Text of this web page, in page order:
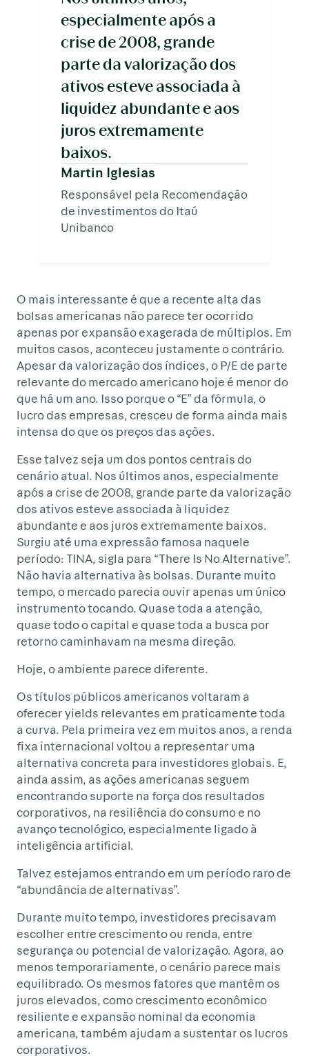
especialmente após a
crise de 2008, grande
parte da valorização dos
ativos esteve associada à
liquidez abundante e aos
juros extremamente
baixos.
Martin Iglesias
Responsável pela Recomendação
de investimentos do Itaú
Unibanco
O mais interessante é que a recente alta das
bolsas americanas não parece ter ocorrido
apenas por expansão exagerada de múltiplos. Em
muitos casos, aconteceu justamente o contrário.
Apesar da valorização dos índices, o P/E de parte
relevante do mercado americano hoje é menor do
que há um ano. Isso porque o “E” da fórmula, o
lucro das empresas, cresceu de forma ainda mais
intensa do que os preços das ações.
Esse talvez seja um dos pontos centrais do
cenário atual. Nos últimos anos, especialmente
após a crise de 2008, grande parte da valorização
dos ativos esteve associada à liquidez
abundante e aos juros extremamente baixos.
Surgiu até uma expressão famosa naquele
período: TINA, sigla para “There Is No Alternative”.
Não havia alternativa às bolsas. Durante muito
tempo, o mercado parecia ouvir apenas um único
instrumento tocando. Quase toda a atenção,
quase todo o capital e quase toda a busca por
retorno caminhavam na mesma direção.
Hoje, o ambiente parece diferente.
Os títulos públicos americanos voltaram a
oferecer yields relevantes em praticamente toda
a curva. Pela primeira vez em muitos anos, a renda
fixa internacional voltou a representar uma
alternativa concreta para investidores globais. E,
ainda assim, as ações americanas seguem
encontrando suporte na força dos resultados
corporativos, na resiliência do consumo e no
avanço tecnológico, especialmente ligado à
inteligência artificial.
Talvez estejamos entrando em um período raro de
“abundância de alternativas”.
Durante muito tempo, investidores precisavam
escolher entre crescimento ou renda, entre
segurança ou potencial de valorização. Agora, ao
menos temporariamente, o cenário parece mais
equilibrado. Os mesmos fatores que mantêm os
juros elevados, como crescimento econômico
resiliente e expansão nominal da economia
americana, também ajudam a sustentar os lucros
corporativos.